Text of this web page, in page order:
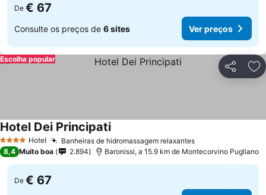
De € 67
Consulte os preços de 6 sites Ver preços
Partilhar
Escolha popular
4 EstrelasHotel Banheiras de hidromassagem relaxantesVer preços
Hotel Dei PrincipatiVer preços
8,4 Muito boa 2.894 Baronissi, a 15.9 km de Montecorvino Pugliano
De € 67